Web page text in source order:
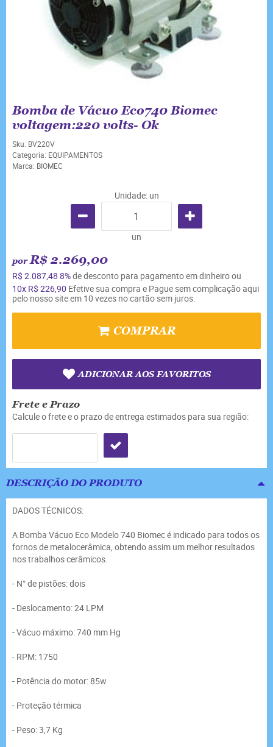
Bomba de Vácuo Eco740 Biomec
voltagem:220 volts- Ok
Sku: BV220V
Categoria: EQUIPAMENTOS
Marca: BIOMEC
Unidade: un
un
por R$ 2.269,00
R$ 2.087,48 8%de desconto para pagamento em dinheiro ou
10x R$ 226,90 Efetive sua compra e Pague sem complicação aqui
pelo nosso site em 10 vezes no cartão sem juros.
COMPRAR
ADICIONAR AOS FAVORITOS
Frete e Prazo
Calcule o frete e o prazo de entrega estimados para sua região:
DESCRIÇÃO DO PRODUTO
DADOS TÉCNICOS:
A Bomba Vácuo Eco Modelo 740 Biomec é indicado para todos os
fornos de metalocerâmica, obtendo assim um melhor resultados
nos trabalhos cerâmicos.
- N° de pistões: dois
- Deslocamento: 24 LPM
- Vácuo máximo: 740 mm Hg
- RPM: 1750
- Potência do motor: 85w
- Proteção térmica
- Peso: 3,7 Kg